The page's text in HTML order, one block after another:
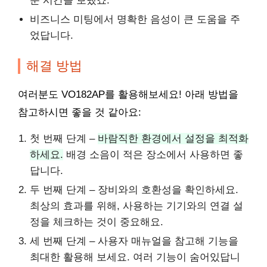
비즈니스 미팅에서 명확한 음성이 큰 도움을 주
었답니다.
해결 방법
여러분도 VO182AP를 활용해보세요! 아래 방법을
참고하시면 좋을 것 같아요:
첫 번째 단계 – 바람직한 환경에서 설정을 최적화
하세요. 배경 소음이 적은 장소에서 사용하면 좋
답니다.
두 번째 단계 – 장비와의 호환성을 확인하세요.
최상의 효과를 위해, 사용하는 기기와의 연결 설
정을 체크하는 것이 중요해요.
세 번째 단계 – 사용자 매뉴얼을 참고해 기능을
최대한 활용해 보세요. 여러 기능이 숨어있답니